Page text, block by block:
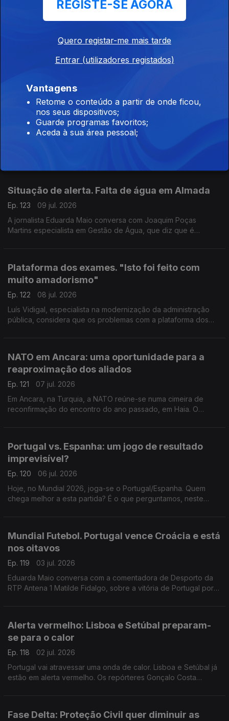
Médio Oriente. Ataques mútuos entre Irão e
Estados Unidos
13 jul. 2026
auxiliar de Estudos Políticos e Internacionais na Universidade
Transdisciplinar, Cultura, Espaço e Memória
Tensão no Médio Oriente e o que fica da
Cimeira da NATO
10 jul. 2026
em Bruxelas.
Situação de alerta. Falta de água em Almada
Ep. 123
09 jul. 2026
A jornalista Eduarda Maio conversa com Joaquim Poças
Martins especialista em Gestão de Água, que diz que é
Plataforma dos exames. "Isto foi feito com
muito amadorismo"
Ep. 122
08 jul. 2026
Luís Vidigal, especialista na modernização da administração
pública, considera que os problemas com a plataforma dos
NATO em Ancara: uma oportunidade para a
reaproximação dos aliados
Ep. 121
07 jul. 2026
Em Ancara, na Turquia, a NATO reúne-se numa cimeira de
reconfirmação do encontro do ano passado, em Haia. O
Portugal vs. Espanha: um jogo de resultado
imprevisível?
Ep. 120
06 jul. 2026
Hoje, no Mundial 2026, joga-se o Portugal/Espanha. Quem
chega melhor a esta partida? É o que perguntamos, neste
Mundial Futebol. Portugal vence Croácia e está
nos oitavos
Ep. 119
03 jul. 2026
Eduarda Maio conversa com a comentadora de Desporto da
RTP Antena 1 Matilde Fidalgo, sobre a vitória de Portugal por
Alerta vermelho: Lisboa e Setúbal preparam-
se para o calor
Ep. 118
02 jul. 2026
Portugal vai atravessar uma onda de calor. Lisboa e Setúbal já
estão em alerta vermelho. Os repórteres Gonçalo Costa
Fase Delta: Proteção Civil quer diminuir as
REGISTE-SE AGORA
Quero registar-me mais tarde
Entrar (utilizadores registados)
Vantagens
Retome o conteúdo a partir de onde ficou,
nos seus dispositivos;
Guarde programas favoritos;
Aceda à sua área pessoal;